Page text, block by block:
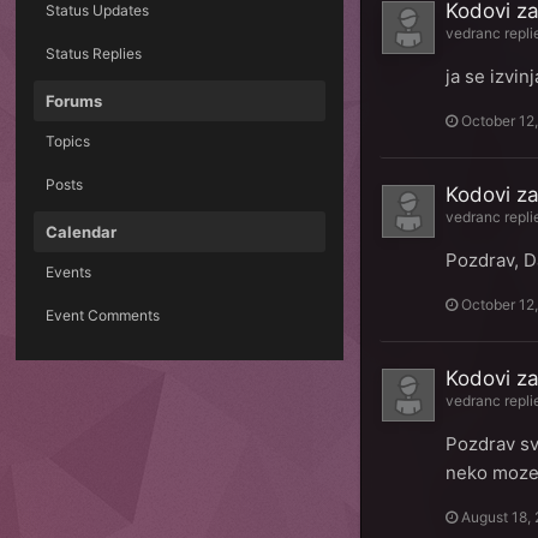
Status Updates
Status Replies
Forums
Topics
Posts
Calendar
Events
Event Comments
Kodovi
vedranc
ja se
October
Kodovi
vedranc
Pozdrav,
October
Kodovi
vedranc
Pozdrav
neko
August 18,